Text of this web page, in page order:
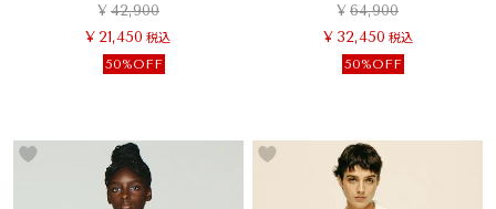
¥42,900
¥ 21,450 税込
50%OFF
¥64,900
¥ 32,450 税込
50%OFF